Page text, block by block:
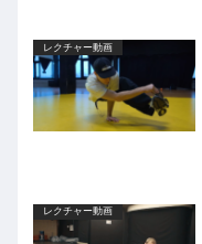
レクチャー動画
レクチャー動画